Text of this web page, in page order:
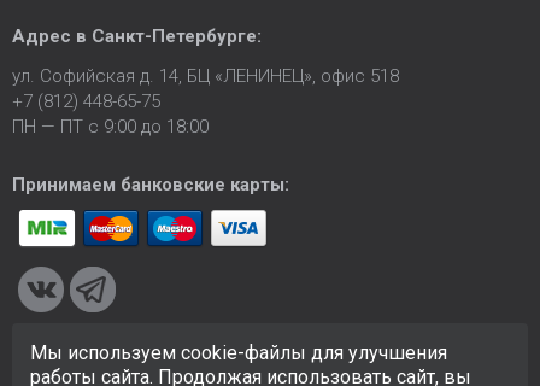
Адрес в Санкт-Петербурге:
ул. Софийская д. 14, БЦ «ЛЕНИНЕЦ», офис 518
+7 (812) 448-65-75
ПН — ПТ с 9:00 до 18:00
Принимаем банковские карты:
© 2005-2026 ООО «КСК». Сайтhttps://ksk24.ruсоздан
Мы используем cookie-файлы для улучшения
работы сайта. Продолжая использовать сайт, вы